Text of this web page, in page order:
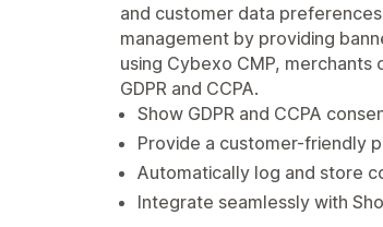
and customer data
management by providing
using Cybexo CMP,
GDPR and CCPA.
Show GDPR and CCPA
Provide a customer-friendly
Automatically log and store
Integrate seamlessly with